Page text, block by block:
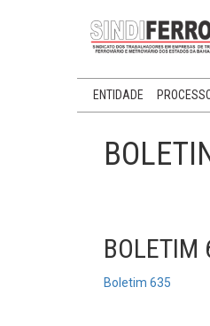
ENTIDADE
BOLETIM
Boletim 635